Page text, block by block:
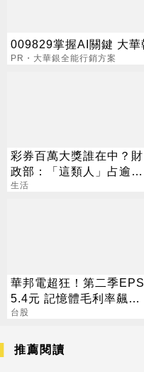
009829掌握AI關鍵 大
PR・大華銀全能行銷方案
彩券百萬大獎誰在中？財
政部：「這類人」占逾6
成
生活
華邦電超狂！第二季EPS
5.4元 記憶體毛利率飆至
70.3%
台股
推薦閱讀